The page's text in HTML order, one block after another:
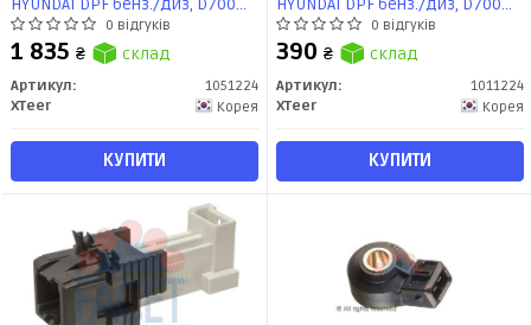
API SP, ACEA C2/C3, 5л, синт
0 відгуків
1 835 ₴ склад
Артикул:
1051224
XTeer
Корея
КУПИТИ
API SP, ACEA C2/C3, 1л, синт
0 відгуків
390 ₴ склад
Артикул:
1011224
XTeer
Корея
КУПИТИ